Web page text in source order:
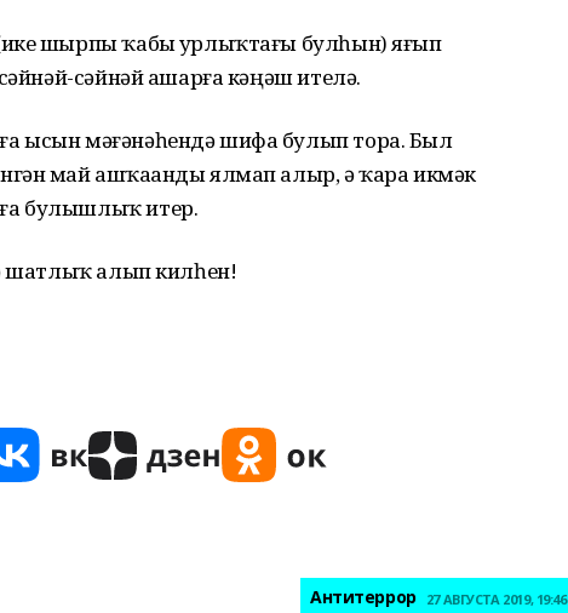
шырпы ҡабы ҙурлыҡтағы булһын) яғып
сәйнәй ашарға кәңәш ителә.
ысын мәғәнәһендә шифа булып тора. Был
май ашҡаҙанды ялмап алыр, ә ҡара икмәк
булышлыҡ итер.
шатлыҡ алып килһен!
Антитеррор 27 АВГУСТА 2019, 19:46